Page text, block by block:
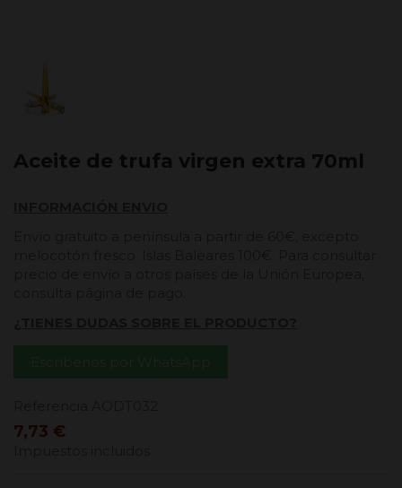
Aceite de trufa virgen extra 70ml
7,73 €